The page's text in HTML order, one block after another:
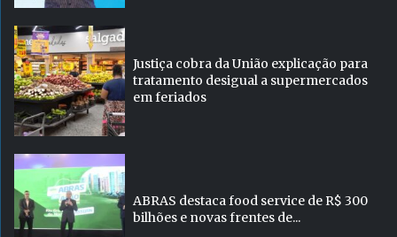
Justiça cobra da União explicação para
tratamento desigual a supermercados
em feriados
ABRAS destaca food service de R$ 300
bilhões e novas frentes de...